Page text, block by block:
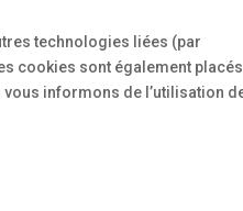
technologies liées (par
cookies sont également
informons de l’utilisation